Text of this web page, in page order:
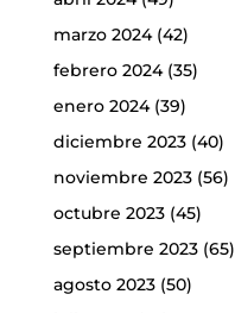
marzo 2024(42)
febrero 2024(35)
enero 2024(39)
diciembre 2023(40)
noviembre 2023(56)
octubre 2023(45)
septiembre 2023(65)
agosto 2023(50)